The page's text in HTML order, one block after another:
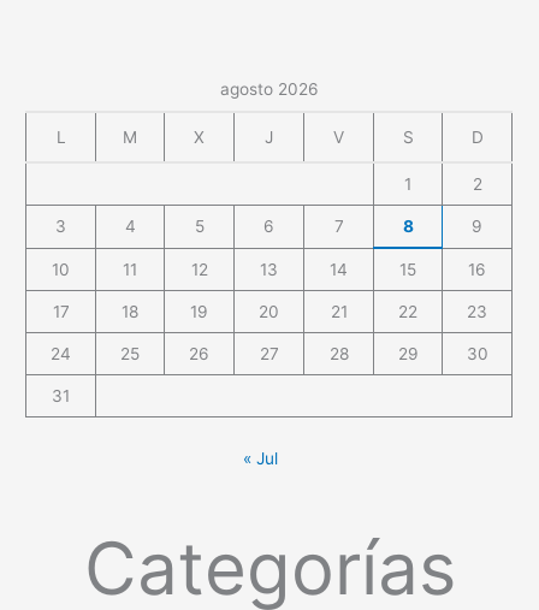
agosto 2026
L M X J V S D
1 2
3 4 5 6 7 8 9
10 11 12 13 14 15 16
17 18 19 20 21 22 23
24 25 26 27 28 29 30
31
« Jul
Categorías